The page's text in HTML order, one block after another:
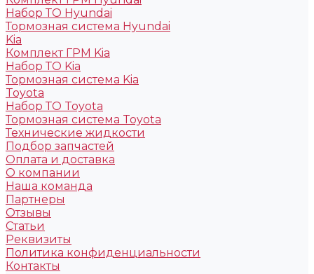
Набор ТО Hyundai
Тормозная система Hyundai
Kia
Комплект ГРМ Kia
Набор ТО Kia
Тормозная система Kia
Toyota
Набор ТО Toyota
Тормозная система Toyota
Технические жидкости
Подбор запчастей
Оплата и доставка
О компании
Наша команда
Партнеры
Отзывы
Статьи
Реквизиты
Политика конфиденциальности
Контакты